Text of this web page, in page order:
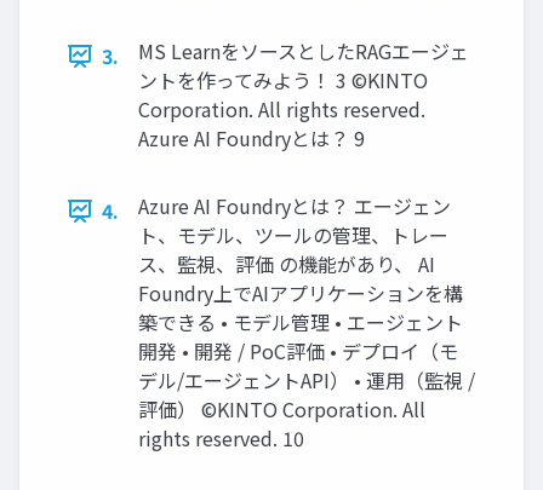
3.
MS LearnをソースとしたRAGエージェ
ントを作ってみよう！ 3 ©KINTO
Corporation. All rights reserved.
Azure AI Foundryとは？ 9
4.
Azure AI Foundryとは？ エージェン
ト、モデル、ツールの管理、トレー
ス、監視、評価 の機能があり、 AI
Foundry上でAIアプリケーションを構
築できる • モデル管理 • エージェント
開発 • 開発 / PoC評価 • デプロイ（モ
デル/エージェントAPI） • 運用（監視 /
評価） ©KINTO Corporation. All
rights reserved. 10